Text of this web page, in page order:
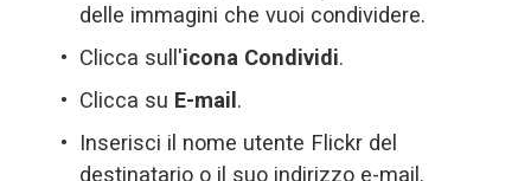
delle immagini che vuoi condividere.
Clicca sull'icona Condividi.
Clicca su E-mail.
Inserisci il nome utente Flickr del
destinatario o il suo indirizzo e-mail.